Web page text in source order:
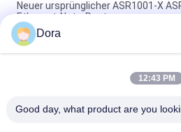
Neuer ursprünglicher ASR1001-X
Ethernet-Netz-Router
C9300 - Nanometer - 2Q =
Reserve X 40GE
Router-Module 2GE 4G D-RAM Wifi-
Dora
12:43 PM
Good day, what product are you